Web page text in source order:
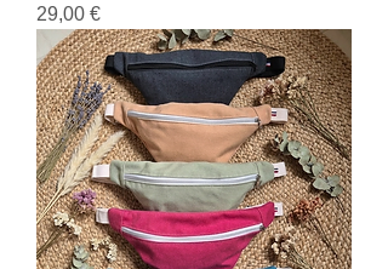
Prix
29,00 €